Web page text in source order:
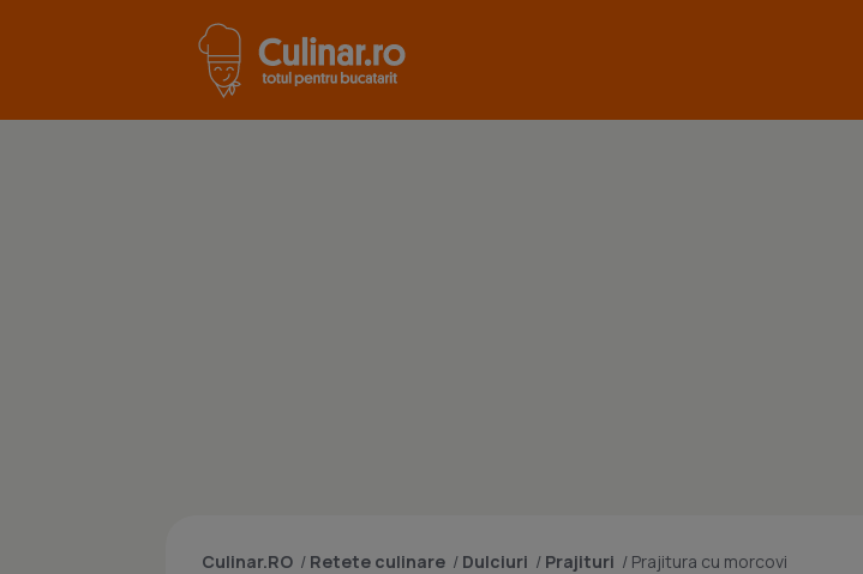
Culinar.RO / Retete culinare / Dulciuri / Prajituri / Prajitura cu morcovi